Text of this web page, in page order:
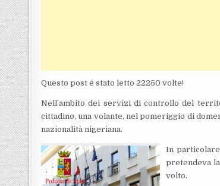
Questo post é stato letto 22250 volte!
Nell’ambito dei servizi di controllo del
cittadino, una volante, nel pomeriggio di
nazionalità nigeriana.
In
pretendeva
volto.